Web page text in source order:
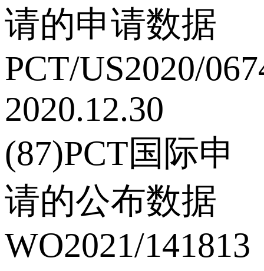
请的申请数据
PCT/US2020/
2020.12.30
(87)PCT国际申
请的公布数据
WO2021/141813